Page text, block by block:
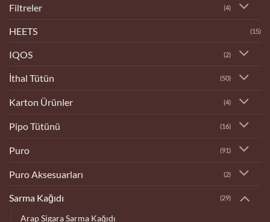
Filtreler (4)
HEETS (15)
IQOS (2)
İthal Tütün (50)
Karton Ürünler (4)
Pipo Tütünü (16)
Puro (91)
Puro Aksesuarları (2)
Sarma Kağıdı (29)
Arap Sigara Sarma Kağıdı